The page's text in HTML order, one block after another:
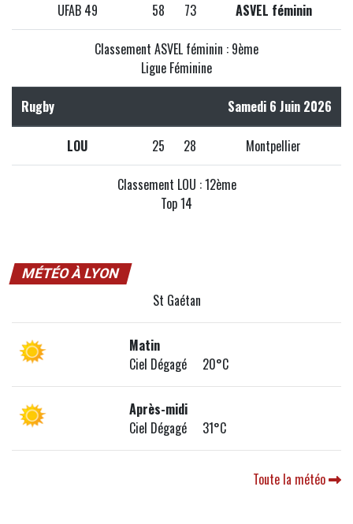
UFAB 49 58 73 ASVEL féminin
Classement ASVEL féminin : 9ème
Ligue Féminine
Rugby Samedi 6 Juin 2026
LOU 25 28 Montpellier
Classement LOU : 12ème
Top 14
MÉTÉO À LYON
St Gaétan
Matin
Ciel Dégagé 20°C
Après-midi
Ciel Dégagé 31°C
Toute la météo